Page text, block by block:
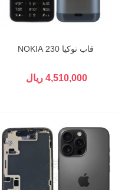
قاب نوکیا 230 NOKIA
4,510,000 ریال